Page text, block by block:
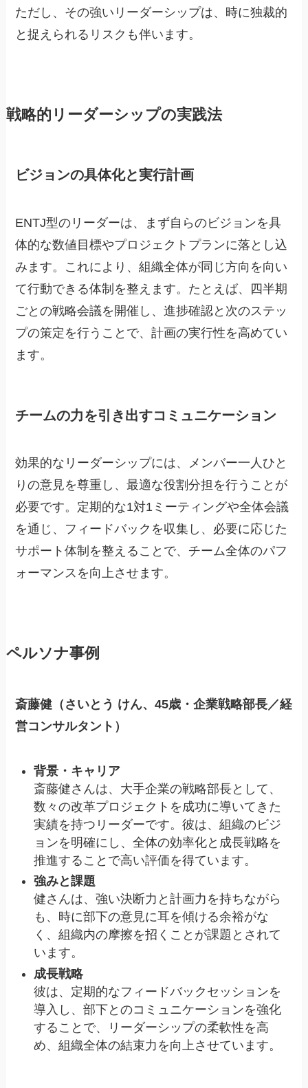
ただし、その強いリーダーシップは、時に独裁的
と捉えられるリスクも伴います。
戦略的リーダーシップの実践法
ビジョンの具体化と実行計画
ENTJ型のリーダーは、まず自らのビジョンを具
体的な数値目標やプロジェクトプランに落とし込
みます。これにより、組織全体が同じ方向を向い
て行動できる体制を整えます。たとえば、四半期
ごとの戦略会議を開催し、進捗確認と次のステッ
プの策定を行うことで、計画の実行性を高めてい
ます。
チームの力を引き出すコミュニケーション
効果的なリーダーシップには、メンバー一人ひと
りの意見を尊重し、最適な役割分担を行うことが
必要です。定期的な1対1ミーティングや全体会議
を通じ、フィードバックを収集し、必要に応じた
サポート体制を整えることで、チーム全体のパフ
ォーマンスを向上させます。
ペルソナ事例
斎藤健（さいとう けん、45歳・企業戦略部長／経
営コンサルタント）
背景・キャリア
斎藤健さんは、大手企業の戦略部長として、
数々の改革プロジェクトを成功に導いてきた
実績を持つリーダーです。彼は、組織のビジ
ョンを明確にし、全体の効率化と成長戦略を
推進することで高い評価を得ています。
強みと課題
健さんは、強い決断力と計画力を持ちながら
も、時に部下の意見に耳を傾ける余裕がな
く、組織内の摩擦を招くことが課題とされて
います。
成長戦略
彼は、定期的なフィードバックセッションを
導入し、部下とのコミュニケーションを強化
することで、リーダーシップの柔軟性を高
め、組織全体の結束力を向上させています。